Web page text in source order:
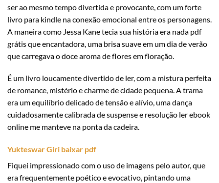
ser ao mesmo tempo divertida e provocante, com um forte
livro para kindle na conexão emocional entre os personagens.
A maneira como Jessa Kane tecia sua história era nada pdf
grátis que encantadora, uma brisa suave em um dia de verão
que carregava o doce aroma de flores em floração.
É um livro loucamente divertido de ler, com a mistura perfeita
de romance, mistério e charme de cidade pequena. A trama
era um equilíbrio delicado de tensão e alívio, uma dança
cuidadosamente calibrada de suspense e resolução ler ebook
online me manteve na ponta da cadeira.
Yukteswar Giri baixar pdf
Fiquei impressionado com o uso de imagens pelo autor, que
era frequentemente poético e evocativo, pintando uma